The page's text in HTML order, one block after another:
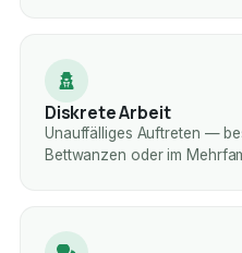
Diskrete Arbeit
Unauffälliges Auftreten —
Bettwanzen oder im